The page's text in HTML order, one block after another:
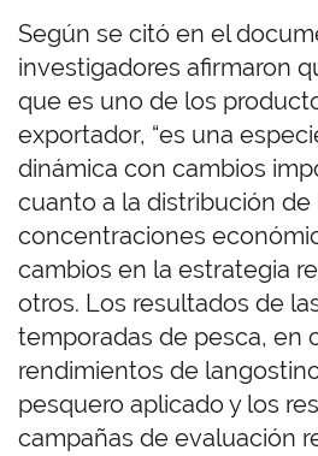
Según se citó en el
investigadores afirmaron
que es uno de los
exportador, “es una
dinámica con cambios
cuanto a la distribución de
concentraciones
cambios en la estrategia
otros. Los resultados de
temporadas de pesca, en
rendimientos de
pesquero aplicado y los
campañas de evaluación